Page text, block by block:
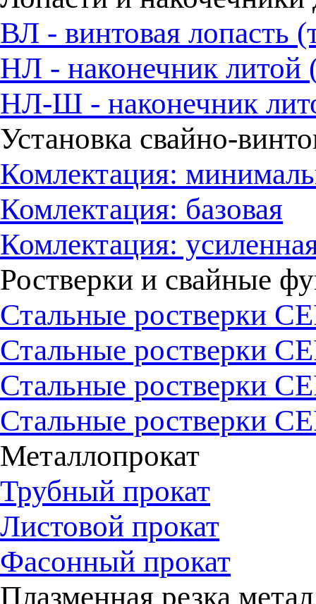
ВЛ - винтовая лопасть
НЛ - наконечник литой
НЛ-Ш - наконечник
Установка свайно-
Комлектация:
Комлектация: базовая
Комлектация:
Ростверки и свайные
Стальные ростверки
Стальные ростверки
Стальные ростверки
Стальные ростверки
Металлопрокат
Трубный прокат
Листовой прокат
Фасонный прокат
Плазменная резка